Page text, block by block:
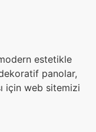
estetikle
panolar,
için web sitemizi